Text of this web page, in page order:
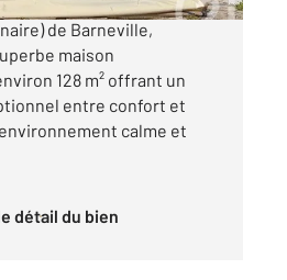
de Barneville,
maison
128 m² offrant un
entre confort et
calme et
le détail du bien